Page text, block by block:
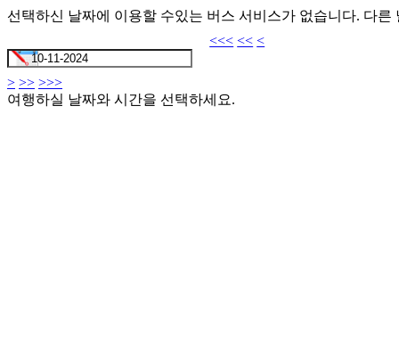
선택하신 날짜에 이용할 수있는 버스 서비스가 없습니다. 다
<<< << <
> >> >>>
여행하실 날짜와 시간을 선택하세요.